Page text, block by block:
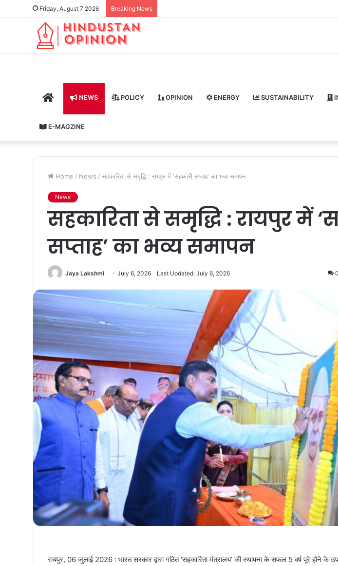
Friday, August 7 2026 Breaking News
HOME NEWS POLICY OPINION ENERGY SUSTAINABILITY
E-MAGZINE
Home / News / ​सहकारिता से समृद्धि : रायपुर में ‘सहकारी सप्ताह’ का भव्य समापन
News
​सहकारिता से समृद्धि : रायपुर में
सप्ताह’ का भव्य समापन
Jaya Lakshmi July 6, 2026 Last Updated: July 6, 2026 0
​रायपुर, 06 जुलाई 2026 : भारत सरकार द्वारा गठित ‘सहकारिता मंत्रालय’ की स्थापना के सफल 5 वर्ष पूरे होने के